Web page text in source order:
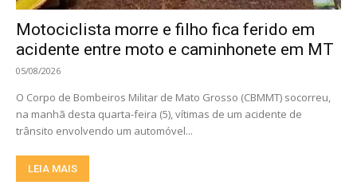
Motociclista morre e filho fica ferido em
acidente entre moto e caminhonete em MT
05/08/2026
O Corpo de Bombeiros Militar de Mato Grosso (CBMMT) socorreu,
na manhã desta quarta-feira (5), vítimas de um acidente de
trânsito envolvendo um automóvel...
LEIA MAIS